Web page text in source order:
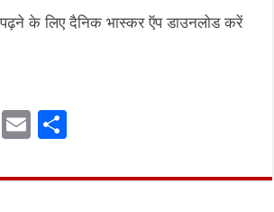
के लिए दैनिक भास्कर ऍप डाउनलोड करें
W E
ai ar